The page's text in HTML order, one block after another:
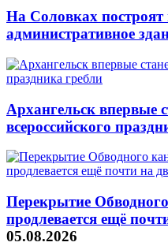
На Соловках построят
административное
Архангельск впервые
всероссийского
Перекрытие
продлевается ещё
05.08.2026